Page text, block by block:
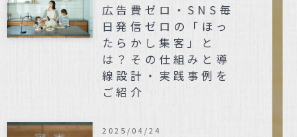
広告費ゼロ・SNS毎
日発信ゼロの「ほっ
たらかし集客」と
は？その仕組みと導
線設計・実践事例を
ご紹介
2025/04/24